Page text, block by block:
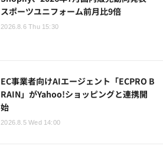
スポーツユニフォーム前月比9倍
2026.8.6 Thu 15:30
EC事業者向けAIエージェント「ECPRO B
RAIN」がYahoo!ショッピングと連携開
始
2026.8.5 Wed 14:00